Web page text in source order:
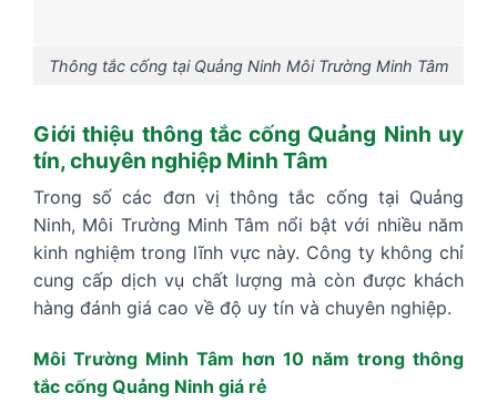
Thông tắc cống tại Quảng Ninh Môi Trường Minh Tâm
Giới thiệu thông tắc cống Quảng Ninh uy
tín, chuyên nghiệp Minh Tâm
Trong số các đơn vị thông tắc cống tại Quảng
Ninh, Môi Trường Minh Tâm nổi bật với nhiều năm
kinh nghiệm trong lĩnh vực này. Công ty không chỉ
cung cấp dịch vụ chất lượng mà còn được khách
hàng đánh giá cao về độ uy tín và chuyên nghiệp.
Môi Trường Minh Tâm hơn 10 năm trong thông
tắc cống Quảng Ninh giá rẻ